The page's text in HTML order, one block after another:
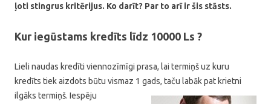
ļoti stingrus kritērijus. Ko darīt? Par to arī ir šis stāsts.
Kur iegūstams kredīts līdz 10000 Ls ?
Lieli naudas kredīti viennozīmīgi prasa, lai termiņš uz kuru
kredīts tiek aizdots būtu vismaz 1 gads, taču labāk pat krietni
ilgāks termiņš. Iespēju